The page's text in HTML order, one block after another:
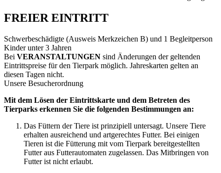
FREIER EINTRITT
Schwerbeschädigte (Ausweis Merkzeichen B) und 1 Begleitperson
Kinder unter 3 Jahren
Bei VERANSTALTUNGEN sind Änderungen der geltenden
Eintrittspreise für den Tierpark möglich. Jahreskarten gelten an
diesen Tagen nicht.
Unsere Besucherordnung
Mit dem Lösen der Eintrittskarte und dem Betreten des
Tierparks erkennen Sie die folgenden Bestimmungen an:
Das Füttern der Tiere ist prinzipiell untersagt. Unsere Tiere
erhalten ausreichend und artgerechtes Futter. Bei einigen
Tieren ist die Fütterung mit vom Tierpark bereitgestellten
Futter aus Futterautomaten zugelassen. Das Mitbringen von
Futter ist nicht erlaubt.